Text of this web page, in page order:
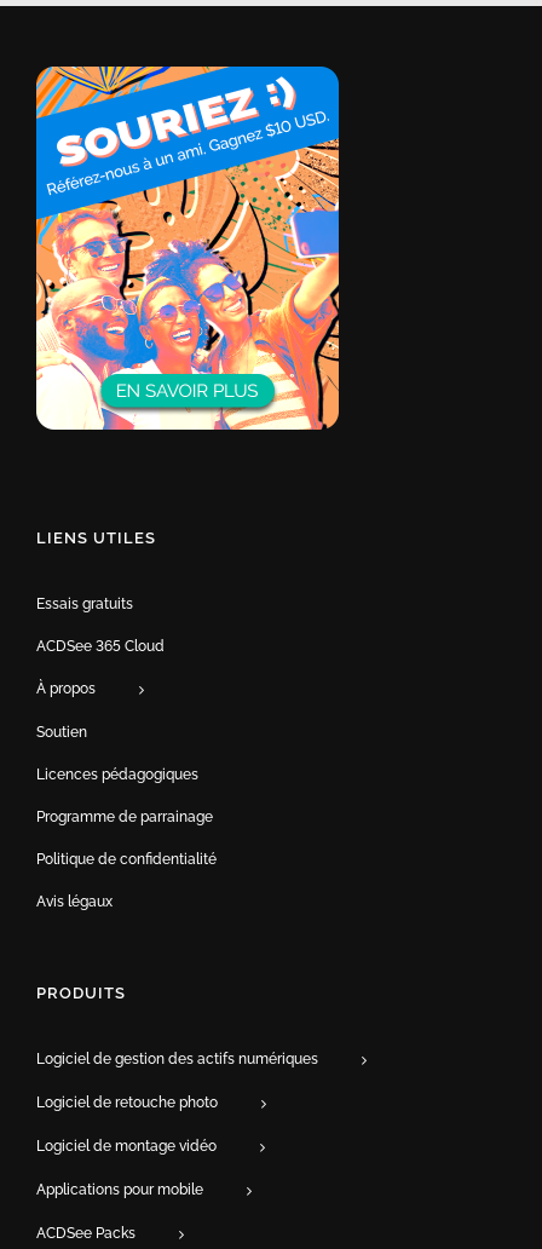
LIENS UTILES
Essais gratuits
ACDSee 365 Cloud
À propos
Soutien
Licences pédagogiques
Programme de parrainage
Politique de confidentialité
Avis légaux
PRODUITS
Logiciel de gestion des actifs numériques
Logiciel de retouche photo
Logiciel de montage vidéo
Applications pour mobile
ACDSee Packs